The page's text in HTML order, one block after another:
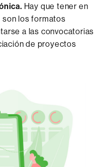
Hay que tener en
son los formatos
a las convocatorias
de proyectos